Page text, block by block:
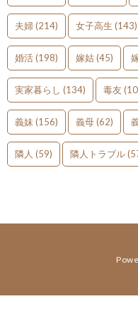
夫婦(214) 女子高生 (143)
婚活(198) 嫁姑(45)
実家暮らし (134) 毒友
義妹 (156) 義母(62)
隣人 (59) 隣人トラブル